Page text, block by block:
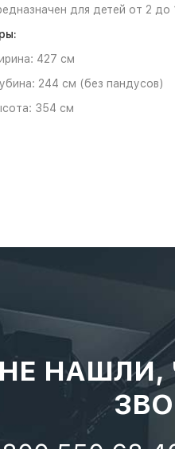
для детей от 2 до
427 см
244 см (без пандусов)
354 см
НЕ НАШЛИ,